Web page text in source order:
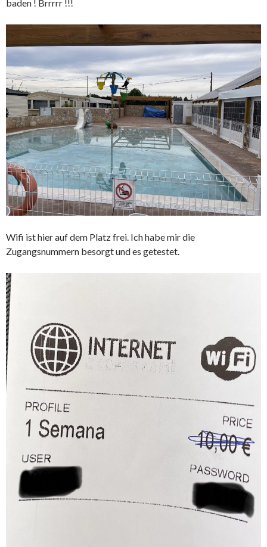
baden ! Brrrrr !!!
Wifi ist hier auf dem Platz frei. Ich habe mir die
Zugangsnummern besorgt und es getestet.